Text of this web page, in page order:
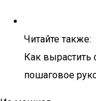
Читайте также:
Как вырастить
пошаговое